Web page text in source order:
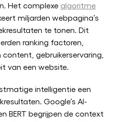
Het complexe algoritme
miljarden webpagina’s
te tonen. Dit
ranking factoren,
gebruikerservaring,
van een website.
intelligentie een
Google’s AI-
BERT begrijpen de context